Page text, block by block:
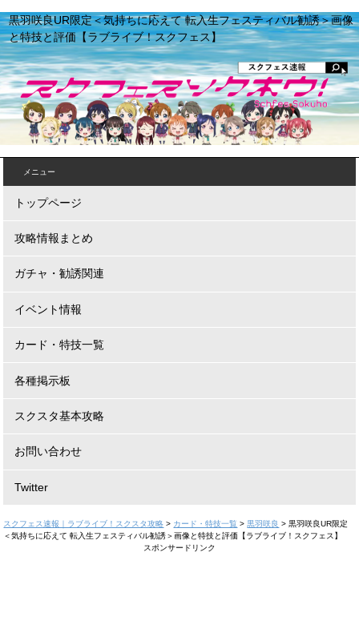
黒羽咲良UR限定＜気持ちに応えて 転入生フェスティバル勧誘＞画像
と特技と評価【ラブライブ！スクフェス】
メニュー
トップページ
攻略情報まとめ
ガチャ・勧誘関連
イベント情報
カード・特技一覧
各種掲示板
スクスタ基本攻略
お問い合わせ
Twitter
スクフェス速報｜ラブライブ！スクスタ攻略 > カード・特技一覧 >黒羽咲良 >黒羽咲良UR限定
＜気持ちに応えて 転入生フェスティバル勧誘＞画像と特技と評価【ラブライブ！スクフェス】
スポンサードリンク